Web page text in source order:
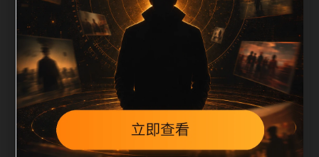
和文章标题生成。如果采集内容缺少图片，将使用同主
题默认图兜底；如果标题过短、描述为空、正文摘要不
足或关键词连续重复，则不进入发布队列。本页还加入
常见问题和站内推荐，帮助用户从一个入口跳转到同类
页面、专题合集和热榜内容，提升停留时间和页面可抓
取性。第3条内容作为初始建设页，重点承担栏目深度
补齐、内链结构完善和后续采集归类的承接作用。